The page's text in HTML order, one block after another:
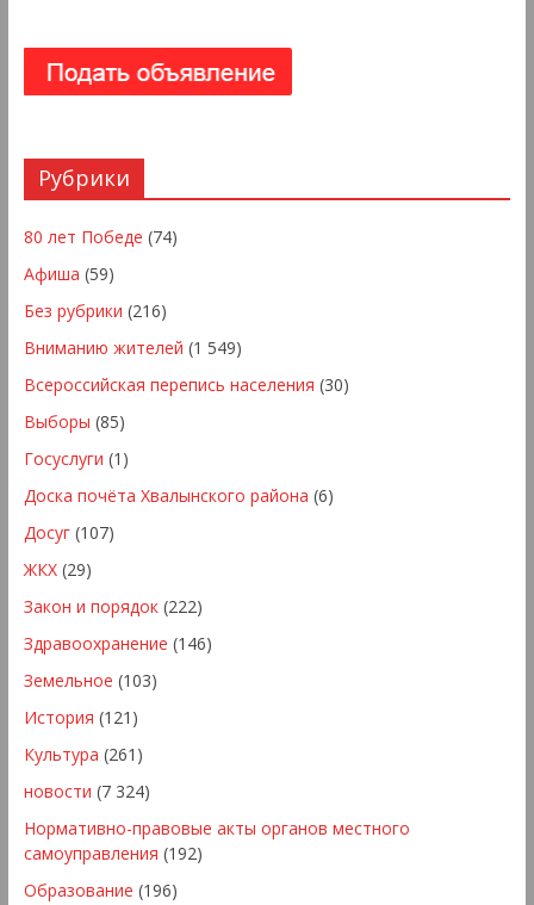
Рубрики
80 лет Победе (74)
Афиша (59)
Без рубрики (216)
Вниманию жителей (1 549)
Всероссийская перепись населения (30)
Выборы (85)
Госуслуги (1)
Доска почёта Хвалынского района (6)
Досуг(107)
ЖКХ(29)
Закон и порядок(222)
Здравоохранение (146)
Земельное (103)
История (121)
Культура (261)
новости (7 324)
Нормативно-правовые акты органов местного
самоуправления (192)
Образование (196)